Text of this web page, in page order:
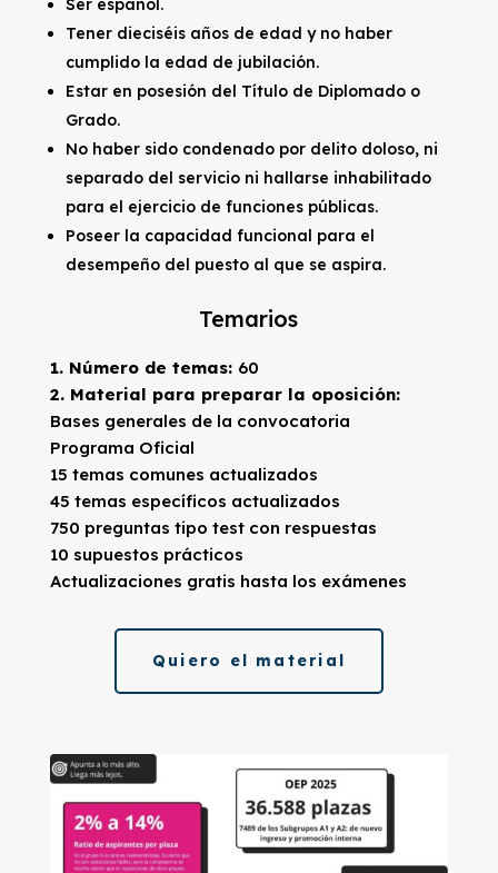
Ser español.
Tener dieciséis años de edad y no haber
cumplido la edad de jubilación.
Estar en posesión del Título de Diplomado o
Grado.
No haber sido condenado por delito doloso, ni
separado del servicio ni hallarse inhabilitado
para el ejercicio de funciones públicas.
Poseer la capacidad funcional para el
desempeño del puesto al que se aspira.
Temarios
1. Número de temas: 60
2. Material para preparar la oposición:
Bases generales de la convocatoria
Programa Oficial
15 temas comunes actualizados
45 temas específicos actualizados
750 preguntas tipo test con respuestas
10 supuestos prácticos
Actualizaciones gratis hasta los exámenes
Quiero el material